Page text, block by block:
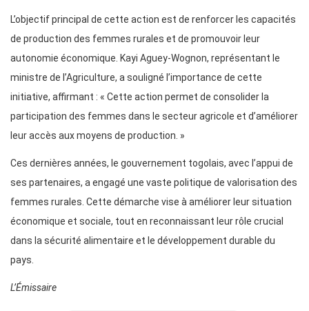
L’objectif principal de cette action est de renforcer les capacités
de production des femmes rurales et de promouvoir leur
autonomie économique. Kayi Aguey-Wognon, représentant le
ministre de l’Agriculture, a souligné l’importance de cette
initiative, affirmant : « Cette action permet de consolider la
participation des femmes dans le secteur agricole et d’améliorer
leur accès aux moyens de production. »
Ces dernières années, le gouvernement togolais, avec l’appui de
ses partenaires, a engagé une vaste politique de valorisation des
femmes rurales. Cette démarche vise à améliorer leur situation
économique et sociale, tout en reconnaissant leur rôle crucial
dans la sécurité alimentaire et le développement durable du
pays.
L’Émissaire